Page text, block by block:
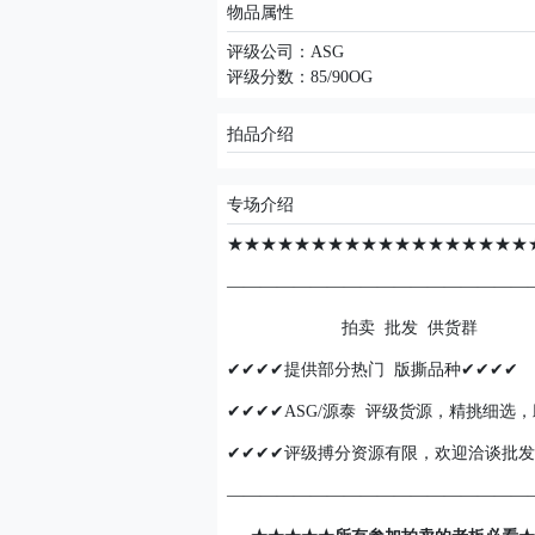
物品属性
评级公司：ASG
评级分数：85/90OG
拍品介绍
专场介绍
拍卖 批发 供货群
✔✔✔✔提供部分热门 版撕品种✔✔✔✔
✔✔✔✔ASG/源泰 评级货源，精挑细选，
✔✔✔✔评级搏分资源有限，欢迎洽谈批